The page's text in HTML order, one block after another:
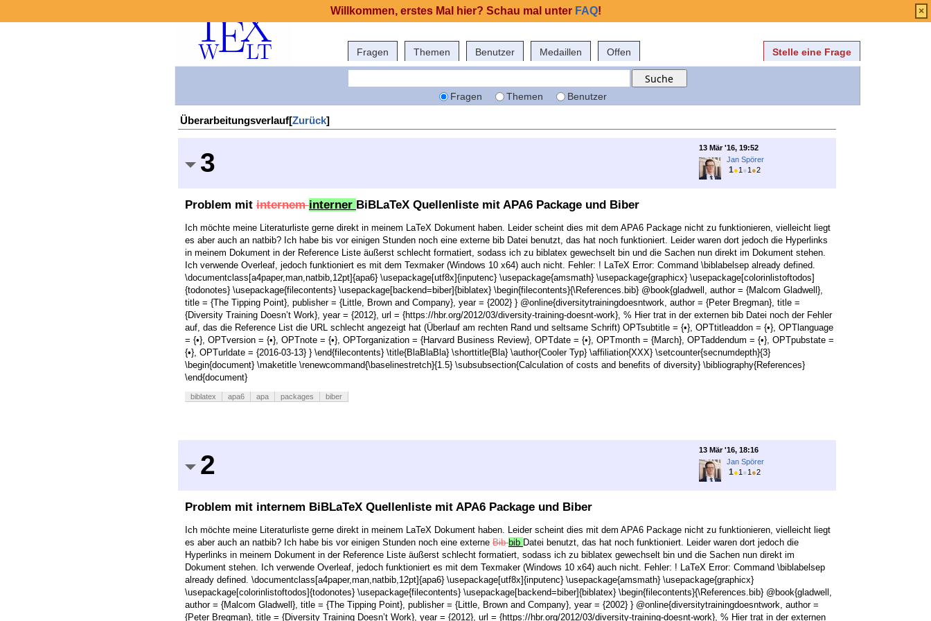
Fragen Themen Benutzer Medaillen Offen Stelle eine Frage
Fragen Themen Benutzer
Überarbeitungsverlauf[Zurück]
3
13 Mär '16, 19:52
Jan Spörer
1●1 ●1 ●2
Problem mit interneminterner BiBLaTeX Quellenliste mit APA6 Package und Biber
Ich möchte meine Literaturliste gerne direkt in meinem LaTeX Dokument haben. Leider scheint dies mit dem APA6 Package nicht zu funktionieren, vielleicht liegt
es aber auch an natbib? Ich habe bis vor einigen Stunden noch eine externe bib Datei benutzt, das hat noch funktioniert. Leider waren dort jedoch die Hyperlinks
in meinem Dokument in der Reference Liste äußerst schlecht formatiert, sodass ich zu biblatex gewechselt bin und die Sachen nun direkt im Dokument stehen.
Ich verwende Overleaf, jedoch funktioniert es mit dem Texmaker (Windows 10 x64) auch nicht. Fehler: ! LaTeX Error: Command \biblabelsep already defined.
\documentclass[a4paper,man,natbib,12pt]{apa6} \usepackage[utf8x]{inputenc} \usepackage{amsmath} \usepackage{graphicx} \usepackage[colorinlistoftodos]
{todonotes} \usepackage{filecontents} \usepackage[backend=biber]{biblatex} \begin{filecontents}{\References.bib} @book{gladwell, author = {Malcom Gladwell},
title = {The Tipping Point}, publisher = {Little, Brown and Company}, year = {2002} } @online{diversitytrainingdoesntwork, author = {Peter Bregman}, title =
{Diversity Training Doesn’t Work}, year = {2012}, url = {https://hbr.org/2012/03/diversity-training-doesnt-work}, % Hier trat in der externen bib Datei noch der Fehler
auf, das die Reference List die URL schlecht angezeigt hat (Überlauf am rechten Rand und seltsame Schrift) OPTsubtitle = {•}, OPTtitleaddon = {•}, OPTlanguage
= {•}, OPTversion = {•}, OPTnote = {•}, OPTorganization = {Harvard Business Review}, OPTdate = {•}, OPTmonth = {March}, OPTaddendum = {•}, OPTpubstate =
{•}, OPTurldate = {2016-03-13} } \end{filecontents} \title{BlaBlaBla} \shorttitle{Bla} \author{Cooler Typ} \affiliation{XXX} \setcounter{secnumdepth}{3}
\begin{document} \maketitle \renewcommand{\baselinestretch}{1.5} \subsubsection{Calculation of costs and benefits of diversity} \bibliography{References}
\end{document}
biblatex apa6 apa packages biber
2
13 Mär '16, 18:16
Jan Spörer
1●1 ●1 ●2
Problem mit internem BiBLaTeX Quellenliste mit APA6 Package und Biber
Ich möchte meine Literaturliste gerne direkt in meinem LaTeX Dokument haben. Leider scheint dies mit dem APA6 Package nicht zu funktionieren, vielleicht liegt
es aber auch an natbib? Ich habe bis vor einigen Stunden noch eine externe Bibbib Datei benutzt, das hat noch funktioniert. Leider waren dort jedoch die
Hyperlinks in meinem Dokument in der Reference Liste äußerst schlecht formatiert, sodass ich zu biblatex gewechselt bin und die Sachen nun direkt im
Dokument stehen. Ich verwende Overleaf, jedoch funktioniert es mit dem Texmaker (Windows 10 x64) auch nicht. Fehler: ! LaTeX Error: Command \biblabelsep
already defined. \documentclass[a4paper,man,natbib,12pt]{apa6} \usepackage[utf8x]{inputenc} \usepackage{amsmath} \usepackage{graphicx}
\usepackage[colorinlistoftodos]{todonotes} \usepackage{filecontents} \usepackage[backend=biber]{biblatex} \begin{filecontents}{\References.bib} @book{gladwell,
author = {Malcom Gladwell}, title = {The Tipping Point}, publisher = {Little, Brown and Company}, year = {2002} } @online{diversitytrainingdoesntwork, author =
{Peter Bregman}, title = {Diversity Training Doesn’t Work}, year = {2012}, url = {https://hbr.org/2012/03/diversity-training-doesnt-work}, % Hier trat in der externen
Willkommen, erstes Mal hier? Schau mal unter FAQ! ×